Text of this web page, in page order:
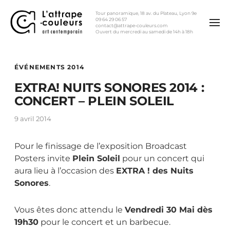
Tour panoramique, 18 av. du Plateau, Lyon 9e
09 64 29 06 57
contact@attrape-couleurs.com
Ouvert du mercredi au samedi de 14h à 18h
ÉVÉNEMENTS 2014
EXTRA! NUITS SONORES 2014 :
CONCERT – PLEIN SOLEIL
9 avril 2014
Pour le finissage de l’exposition Broadcast
Posters invite Plein Soleil pour un concert qui
aura lieu à l’occasion des EXTRA ! des Nuits
Sonores.
Vous êtes donc attendu le Vendredi 30 Mai dès
19h30 pour le concert et un barbecue.